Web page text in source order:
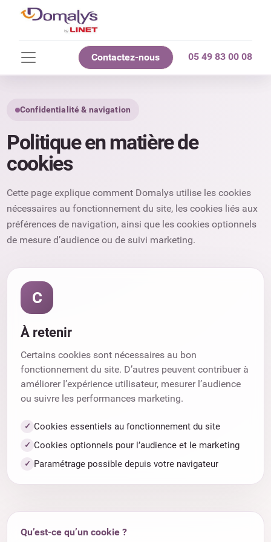
Contactez-nous 05 49 83 00 08
Confidentialité & navigation
Politique en matière de
cookies
Cette page explique comment Domalys utilise les cookies
nécessaires au fonctionnement du site, les cookies liés aux
préférences de navigation, ainsi que les cookies optionnels
de mesure d’audience ou de suivi marketing.
C
À retenir
Certains cookies sont nécessaires au bon
fonctionnement du site. D’autres peuvent contribuer à
améliorer l’expérience utilisateur, mesurer l’audience
ou suivre les performances marketing.
Cookies essentiels au fonctionnement du site
Cookies optionnels pour l’audience et le marketing
Paramétrage possible depuis votre navigateur
Qu’est-ce qu’un cookie ?
Afficher la barre de cookies